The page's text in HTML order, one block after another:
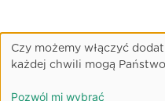
Czy możemy włączyć
każdej chwili mogą
Pozwól mi wybrać